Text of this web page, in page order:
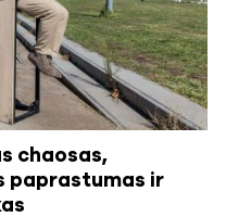
chaosas,
paprastumas ir